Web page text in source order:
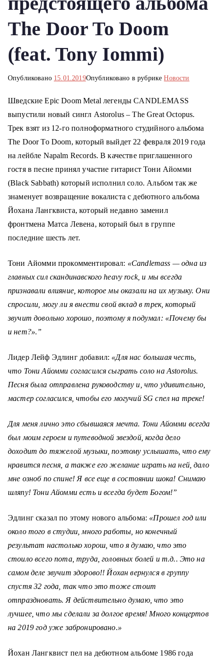
The Door To Doom
(feat. Tony Iommi)
Опубликовано 15.01.2019Опубликовано в рубрикеНовости
Шведские Epic Doom Metal легенды CANDLEMASS
выпустили новый сингл Astorolus – The Great Octopus.
Трек взят из 12-го полноформатного студийного альбома
The Door To Doom, который выйдет 22 февраля 2019 года
на лейбле Napalm Records. В качестве приглашенного
гостя в песне принял участие гитарист Тони Айомми
(Black Sabbath) который исполнил соло. Альбом так же
знаменует возвращение вокалиста с дебютного альбома
Йохана Лангквиста, который недавно заменил
фронтмена Матса Левена, который был в группе
последние шесть лет.
Тони Айомми прокомментировал: «Candlemass — одна из
главных сил скандинавского heavy rock, и мы всегда
признавали влияние, которое мы оказали на их музыку. Они
спросили, могу ли я внести свой вклад в трек, который
звучит довольно хорошо, поэтому я подумал: «Почему бы
и нет?».”
Лидер Лейф Эдлинг добавил: «Для нас большая честь,
что Тони Айомми согласился сыграть соло на Astorolus.
Песня была отправлена руководству и, что удивительно,
мастер согласился, чтобы его могучий SG спел на треке!
Для меня лично это сбывшаяся мечта. Тони Айомми всегда
был моим героем и путеводной звездой, когда дело
доходит до тяжелой музыки, поэтому услышать, что ему
нравится песня, а также его желание играть на ней, дало
мне озноб по спине! Я все еще в состоянии шока! Снимаю
шляпу! Тони Айомми есть и всегда будет Богом!”
Эдлинг сказал по этому нового альбома: «Прошел год или
около того в студии, много работы, но конечный
результат настолько хорош, что я думаю, что это
стоило всего пота, труда, головных болей и т.д.. Это на
самом деле звучит здорово!! Йохан вернулся в группу
спустя 32 года, так что это тоже стоит
отпраздновать. Я действительно думаю, что это
лучшее, что мы сделали за долгое время! Много концертов
на 2019 год уже забронировано.»
Йохан Лангквист пел на дебютном альбоме 1986 года